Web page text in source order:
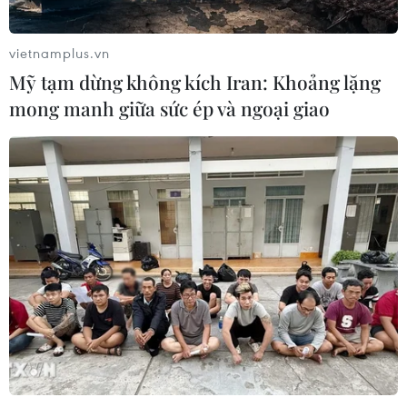
CƠ QUAN CHỦ QUẢN: THÔNG TẤN XÃ VIỆT NAM
Tổng Biên tập: TRẦN TIẾN DUẨN
Phó Tổng Biên tập: NGUYỄN THỊ TÁM, KHÚC THANH
THỦY
Sở hữu trí tuệ
Quy định sử dụng
RSS
Hỗ trợ
Ngôn ngữ
TTXVN
vietnamplus.vn
Mỹ tạm dừng không kích Iran: Khoảng lặng
mong manh giữa sức ép và ngoại giao